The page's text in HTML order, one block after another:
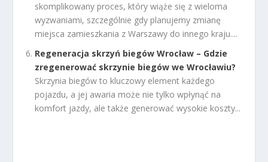
skomplikowany proces, który wiąże się z wieloma
wyzwaniami, szczególnie gdy planujemy zmianę
miejsca zamieszkania z Warszawy do innego kraju....
Regeneracja skrzyń biegów Wrocław – Gdzie
zregenerować skrzynie biegów we Wrocławiu?
Skrzynia biegów to kluczowy element każdego
pojazdu, a jej awaria może nie tylko wpłynąć na
komfort jazdy, ale także generować wysokie koszty...